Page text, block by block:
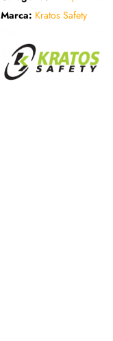
Marca: Kratos Safety